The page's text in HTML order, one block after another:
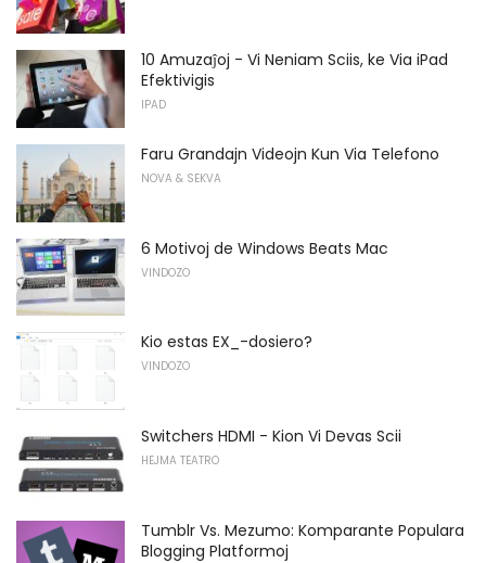
10 Amuzaĵoj - Vi Neniam Sciis, ke Via iPad
Efektivigis
IPAD
Faru Grandajn Videojn Kun Via Telefono
NOVA & SEKVA
6 Motivoj de Windows Beats Mac
VINDOZO
Kio estas EX_-dosiero?
VINDOZO
Switchers HDMI - Kion Vi Devas Scii
HEJMA TEATRO
Tumblr Vs. Mezumo: Komparante Populara
Blogging Platformoj